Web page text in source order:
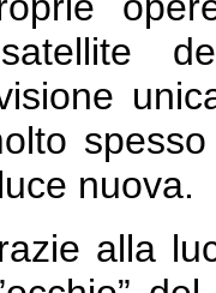
nuova.
alla